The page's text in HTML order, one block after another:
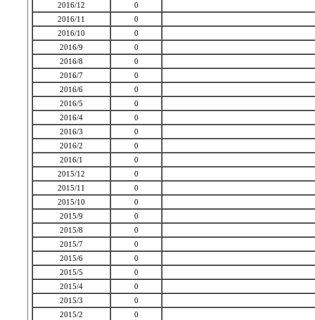
2016/12
0
2016/11
0
2016/10
0
2016/9
0
2016/8
0
2016/7
0
2016/6
0
2016/5
0
2016/4
0
2016/3
0
2016/2
0
2016/1
0
2015/12
0
2015/11
0
2015/10
0
2015/9
0
2015/8
0
2015/7
0
2015/6
0
2015/5
0
2015/4
0
2015/3
0
2015/2
0